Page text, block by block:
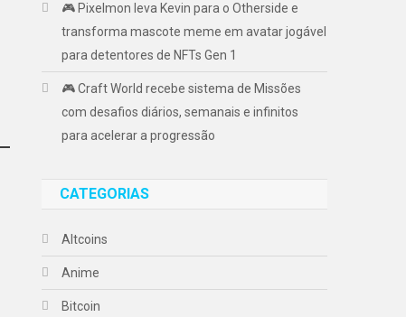
🎮 Pixelmon leva Kevin para o Otherside e
transforma mascote meme em avatar jogável
para detentores de NFTs Gen 1
🎮 Craft World recebe sistema de Missões
com desafios diários, semanais e infinitos
para acelerar a progressão
CATEGORIAS
Altcoins
Anime
Bitcoin